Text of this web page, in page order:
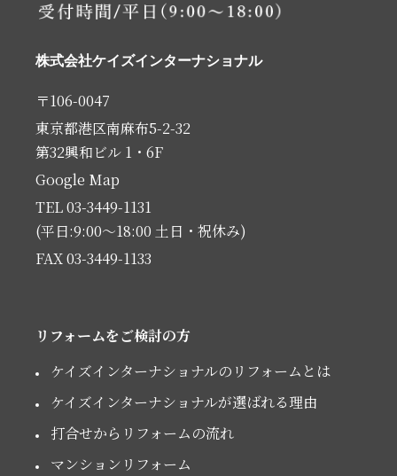
株式会社ケイズインターナショナル
〒106-0047
東京都港区南⿇布5-2-32
第32興和ビル 1・6F
Google Map
TEL 03-3449-1131
(平日:9:00〜18:00 土日・祝休み)
FAX 03-3449-1133
リフォームをご検討の方
ケイズインターナショナルのリフォームとは
ケイズインターナショナルが選ばれる理由
打合せからリフォームの流れ
マンションリフォーム